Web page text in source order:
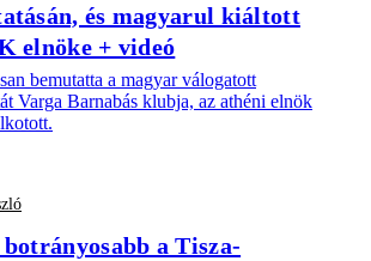
és magyarul kiáltott
elnöke + videó
bemutatta a magyar válogatott
Varga Barnabás klubja, az athéni elnök
a Tisza-